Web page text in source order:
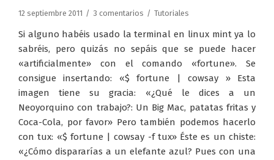
12 septiembre 2011 3 comentarios Tutoriales
Si alguno habéis usado la terminal en linux mint ya lo
sabréis, pero quizás no sepáis que se puede hacer
«artificialmente» con el comando «fortune». Se
consigue insertando: «$ fortune | cowsay » Esta
imagen tiene su gracia: «¿Qué le dices a un
Neoyorquino con trabajo?: Un Big Mac, patatas fritas y
Coca-Cola, por favor» Pero también podemos hacerlo
con tux: «$ fortune | cowsay -f tux» Éste es un chiste:
«¿Cómo dispararías a un elefante azul? Pues con una